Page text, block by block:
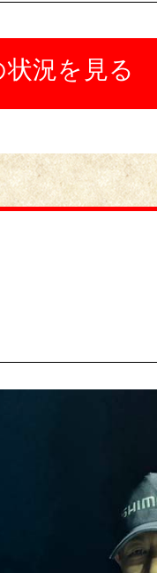
状況を見る